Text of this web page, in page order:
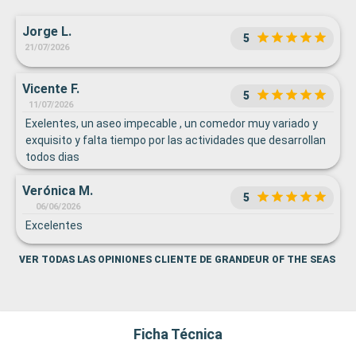
Jorge L.
21/07/2026
5
Vicente F.
11/07/2026
5
Exelentes, un aseo impecable , un comedor muy variado y
exquisito y falta tiempo por las actividades que desarrollan
todos dias
Verónica M.
06/06/2026
5
Excelentes
VER TODAS LAS OPINIONES CLIENTE DE GRANDEUR OF THE SEAS
Ficha Técnica